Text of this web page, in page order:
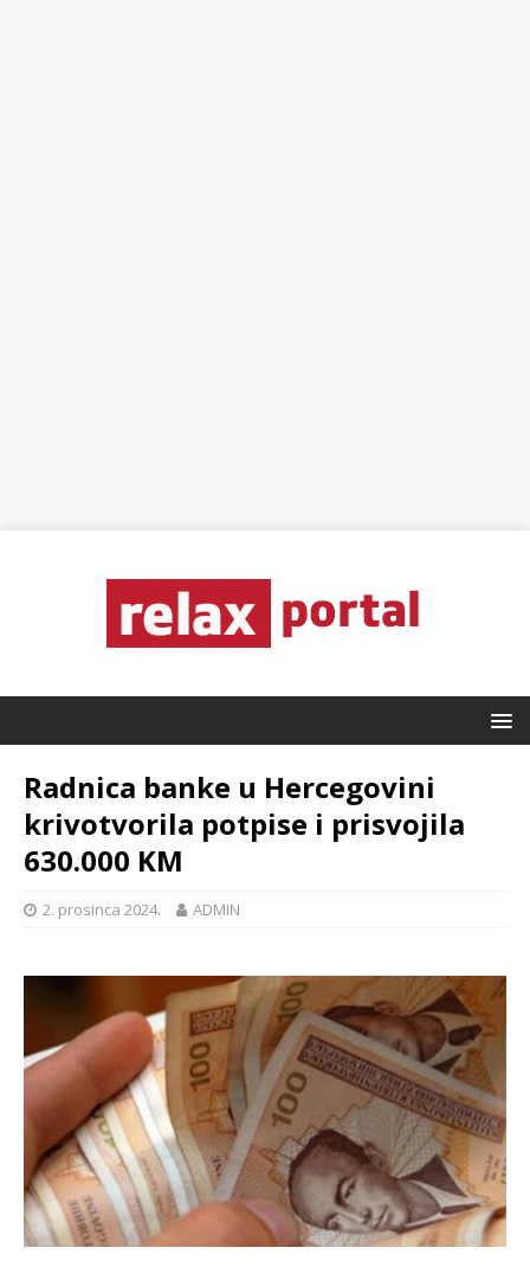
Radnica banke u Hercegovini
krivotvorila potpise i prisvojila
630.000 KM
2. prosinca 2024. ADMIN